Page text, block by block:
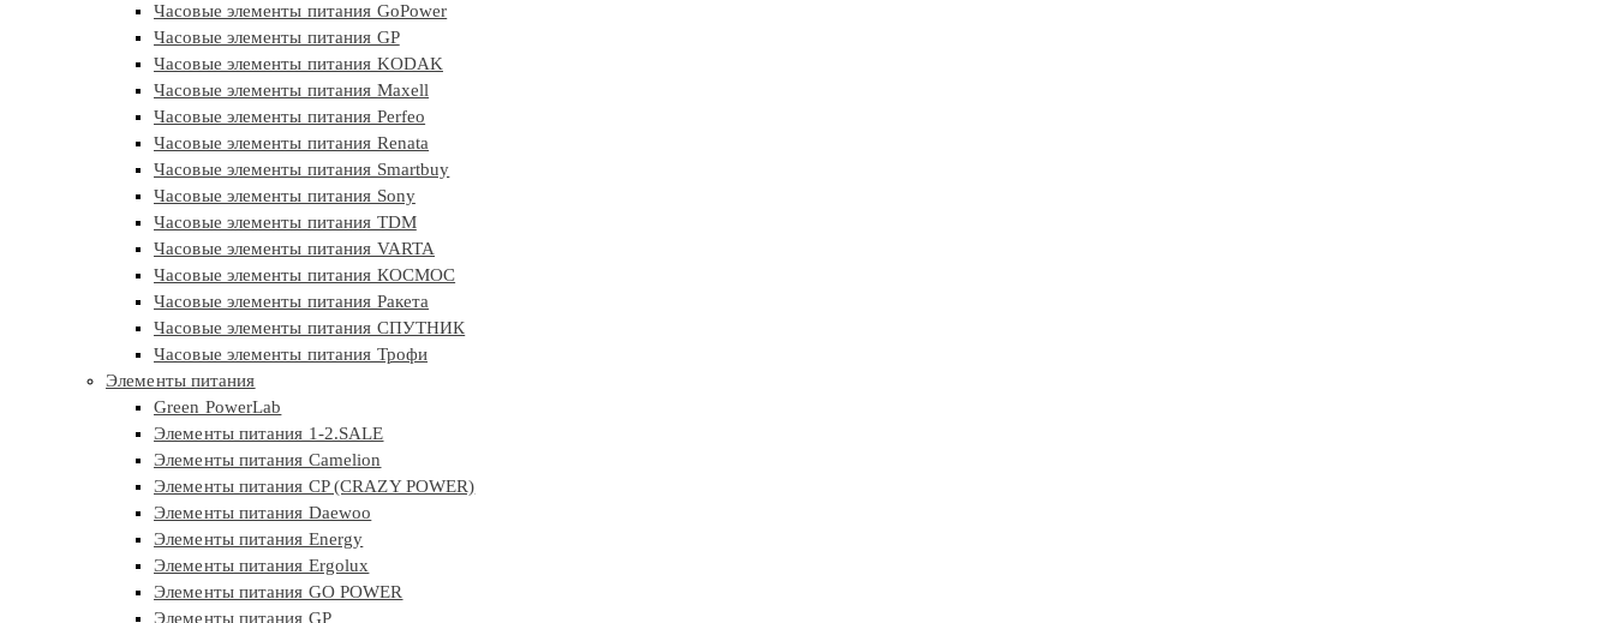
Часовые элементы питания GoPower
Часовые элементы питания GP
Часовые элементы питания KODAK
Часовые элементы питания Maxell
Часовые элементы питания Perfeo
Часовые элементы питания Renata
Часовые элементы питания Smartbuy
Часовые элементы питания Sony
Часовые элементы питания TDM
Часовые элементы питания VARTA
Часовые элементы питания КОСМОС
Часовые элементы питания Ракета
Часовые элементы питания СПУТНИК
Часовые элементы питания Трофи
Элементы питания
Green PowerLab
Элементы питания 1-2.SALE
Элементы питания Camelion
Элементы питания CP (CRAZY POWER)
Элементы питания Daewoo
Элементы питания Energy
Элементы питания Ergolux
Элементы питания GO POWER
Элементы питания GP